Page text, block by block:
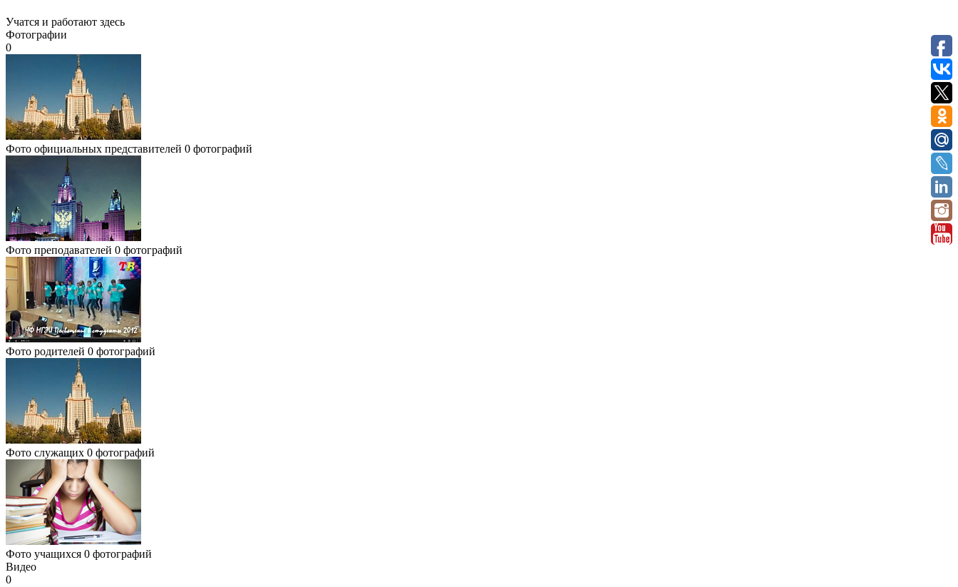
Учатся и работают здесь
Фотографии
0
Фото официальных представителей 0 фотографий
Фото преподавателей 0 фотографий
Фото родителей 0 фотографий
Фото служащих 0 фотографий
Фото учащихся 0 фотографий
Видео
0